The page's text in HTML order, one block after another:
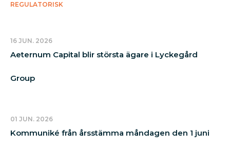
REGULATORISK
16 JUN. 2026
Aeternum Capital blir största ägare i Lyckegård
Group
01 JUN. 2026
Kommuniké från årsstämma måndagen den 1 juni